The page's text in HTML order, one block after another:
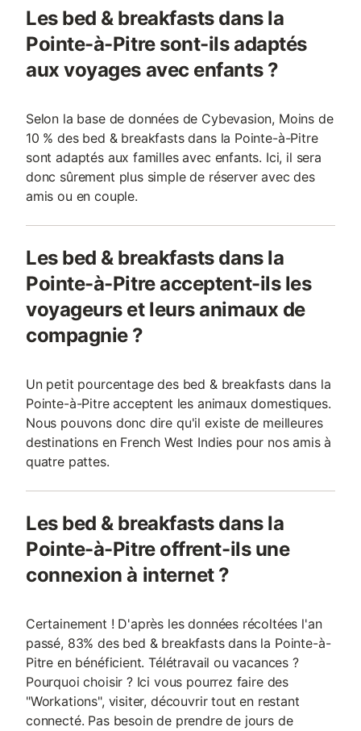
Les bed & breakfasts dans la
Pointe-à-Pitre sont-ils adaptés
aux voyages avec enfants ?
Selon la base de données de Cybevasion, Moins de
10 % des bed & breakfasts dans la Pointe-à-Pitre
sont adaptés aux familles avec enfants. Ici, il sera
donc sûrement plus simple de réserver avec des
amis ou en couple.
Les bed & breakfasts dans la
Pointe-à-Pitre acceptent-ils les
voyageurs et leurs animaux de
compagnie ?
Un petit pourcentage des bed & breakfasts dans la
Pointe-à-Pitre acceptent les animaux domestiques.
Nous pouvons donc dire qu'il existe de meilleures
destinations en French West Indies pour nos amis à
quatre pattes.
Les bed & breakfasts dans la
Pointe-à-Pitre offrent-ils une
connexion à internet ?
Certainement ! D'après les données récoltées l'an
passé, 83% des bed & breakfasts dans la Pointe-à-
Pitre en bénéficient. Télétravail ou vacances ?
Pourquoi choisir ? Ici vous pourrez faire des
"Workations", visiter, découvrir tout en restant
connecté. Pas besoin de prendre de jours de